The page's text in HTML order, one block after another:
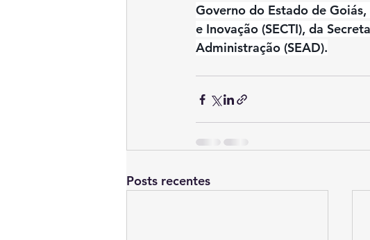
Governo do Estado de
e Inovação (SECTI), da
Administração (SEAD).
Posts recentes